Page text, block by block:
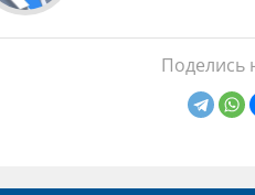
Поделись